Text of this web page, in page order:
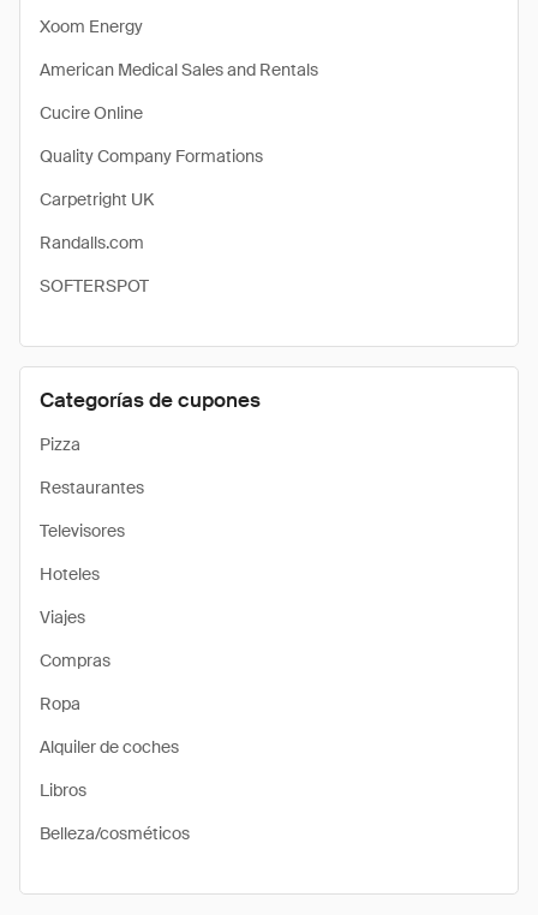
Xoom Energy
American Medical Sales and Rentals
Cucire Online
Quality Company Formations
Carpetright UK
Randalls.com
SOFTERSPOT
Categorías de cupones
Pizza
Restaurantes
Televisores
Hoteles
Viajes
Compras
Ropa
Alquiler de coches
Libros
Belleza/cosméticos